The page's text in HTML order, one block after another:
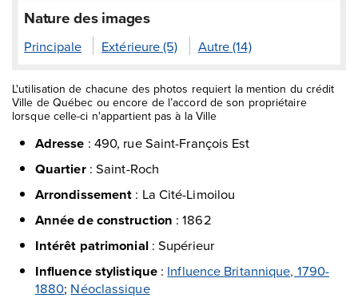
Nature des images
Principale Extérieure (5) Autre (14)
L'utilisation de chacune des photos requiert la mention du crédit
Ville de Québec ou encore de l’accord de son propriétaire
lorsque celle-ci n'appartient pas à la Ville
Adresse : 490, rue Saint-François Est
Quartier: Saint-Roch
Arrondissement : La Cité-Limoilou
Année de construction :1862
Intérêt patrimonial:Supérieur
Influence stylistique: Influence Britannique, 1790-
1880; Néoclassique